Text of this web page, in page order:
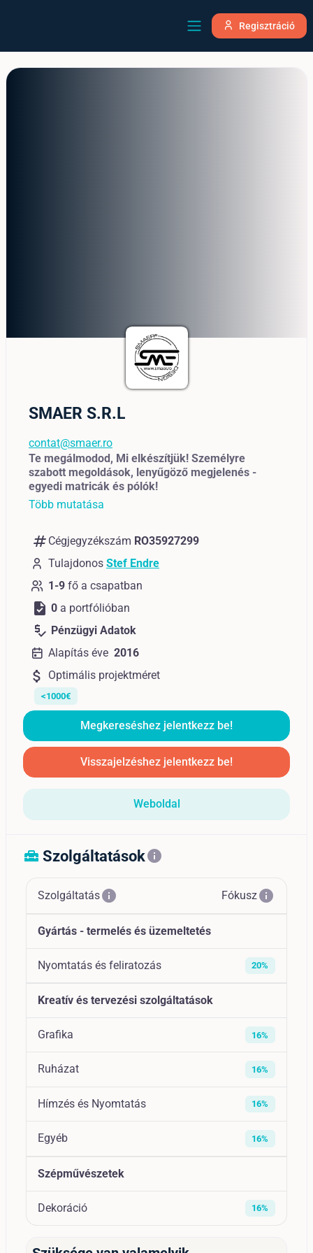
Regisztráció
SMAER S.R.L
contat@smaer.ro
Te megálmodod, Mi elkészítjük! Személyre
szabott megoldások, lenyűgöző megjelenés -
egyedi matricák és pólók!
Több mutatása
numbers Cégjegyzékszám RO35927299
Tulajdonos Stef Endre
1-9 fő a csapatban
task 0 a portfólióban
price_check Pénzügyi Adatok
Alapítás éve 2016
attach_money Optimális projektméret
<1000€
Megkereséshez jelentkezz be!
Visszajelzéshez jelentkezz be!
Weboldal
home_repair_service Szolgáltatásokinfo
Szolgáltatásinfo Fókuszinfo
Gyártás - termelés és üzemeltetés
Nyomtatás és feliratozás 20%
Kreatív és tervezési szolgáltatások
Grafika 16%
Ruházat 16%
Hímzés és Nyomtatás 16%
Egyéb 16%
Szépművészetek
Dekoráció 16%